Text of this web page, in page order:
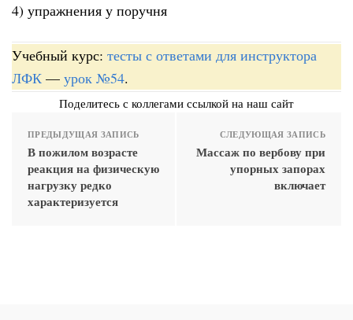
4) упражнения у поручня
Учебный курс: тесты с ответами для инструктора
ЛФК — урок №54.
Поделитесь с коллегами ссылкой на наш сайт
ПРЕДЫДУЩАЯ ЗАПИСЬ
В пожилом возрасте
реакция на физическую
нагрузку редко
характеризуется
СЛЕДУЮЩАЯ ЗАПИСЬ
Массаж по вербову при
упорных запорах
включает